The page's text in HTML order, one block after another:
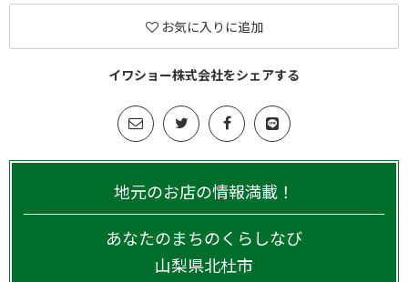
お気に入りに追加
イワショー株式会社をシェアする
地元のお店の情報満載！
あなたのまちのくらしなび
山梨県北杜市